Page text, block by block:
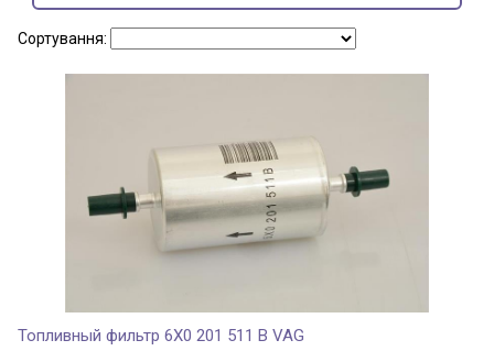
Показать все марки
Сортування:
Топливный фильтр 6X0 201 511 B VAG